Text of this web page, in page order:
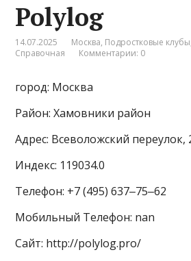
Polylog
14.07.2025 Москва, Подростковые клубы
Справочная
Комментарии: 0
город: Москва
Район: Хамовники район
Адрес: Всеволожский переулок,
Индекс: 119034.0
Телефон: +7 (495) 637‒75‒62
Мобильный Телефон: nan
Сайт: http://polylog.pro/